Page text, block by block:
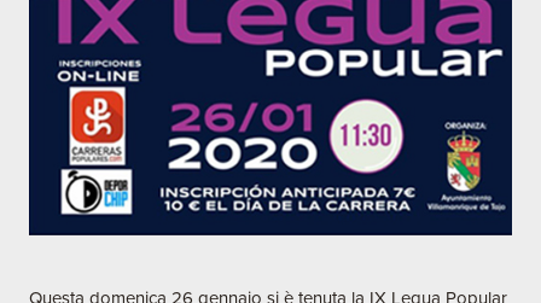
Questa domenica 26 gennaio si è tenuta la IX Legua Popular